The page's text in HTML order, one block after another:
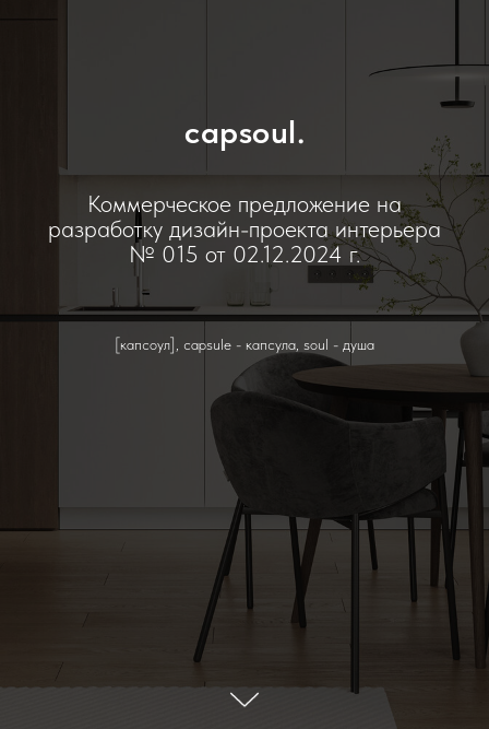
capsoul.
Коммерческое предложение на
разработку дизайн-проекта интерьера
№ 015 от 02.12.2024 г.
[капсоул], capsule - капсула, soul - душа